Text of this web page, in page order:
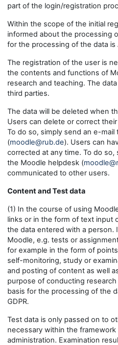
part of the login/registration
Within the scope of the initial
informed about the processing
for the processing of the data is
The registration of the user is
the contents and functions of
research and teaching. The
third parties.
The data will be deleted when
Users can delete or correct
To do so, simply send an e-
(moodle@rub.de). Users can
corrected at any time. To do so,
the Moodle helpdesk (
communicated to other users.
Content and Test data
(1) In the course of using
links or in the form of text input
the data entered with a person.
Moodle, e.g. tests or
for example in the form of
self-monitoring, study or
and posting of content as well
purpose of conducting
basis for the processing of the
GDPR.
Test data is only passed on to
necessary within the framework
administration. Examination